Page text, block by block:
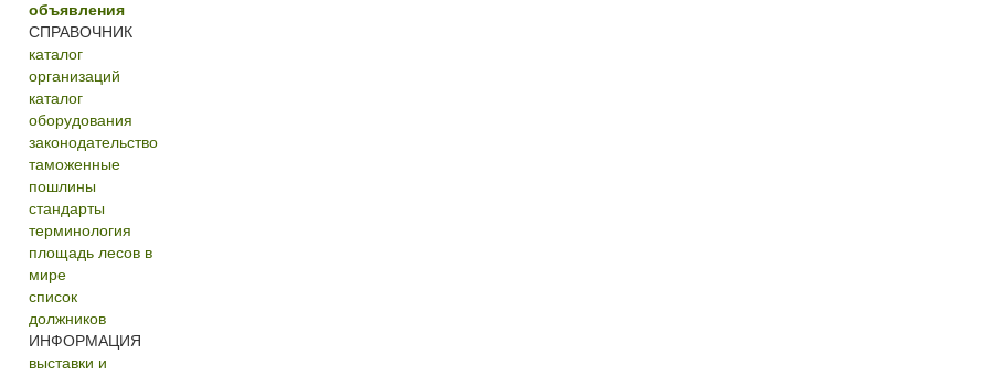
объявления
СПРАВОЧНИК
каталог
организаций
каталог
оборудования
законодательство
таможенные
пошлины
стандарты
терминология
площадь лесов в
мире
список
должников
ИНФОРМАЦИЯ
выставки и